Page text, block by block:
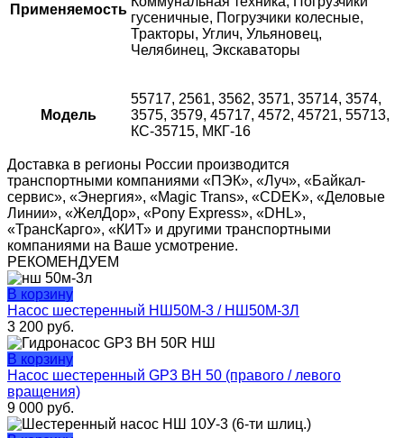
Применяемость
гусеничные, Погрузчики колесные,
Тракторы, Углич, Ульяновец,
Челябинец, Экскаваторы
Модель
55717, 2561, 3562, 3571, 35714, 3574,
3575, 3579, 45717, 4572, 45721, 55713,
КС-35715, МКГ-16
Доставка в регионы России производится
транспортными компаниями «ПЭК», «Луч», «Байкал-
сервис», «Энергия», «Magic Trans», «CDEK», «Деловые
Линии», «ЖелДор», «Pony Express», «DHL»,
«ТрансКарго», «КИТ» и другими транспортными
компаниями на Ваше усмотрение.
РЕКОМЕНДУЕМ
В корзину
Насос шестеренный НШ50М-3 / НШ50М-3Л
3 200 руб.
В корзину
Насос шестеренный GP3 BH 50 (правого / левого
вращения)
9 000 руб.